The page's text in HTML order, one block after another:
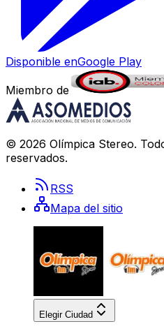
Disponible enGoogle Play
Miembro de
© 2026 Olímpica Stereo.
reservados.
RSS
Mapa del sitio
Elegir Ciudad